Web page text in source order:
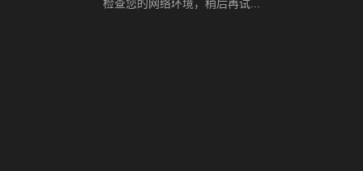
检查您的网络环境，稍后再试...